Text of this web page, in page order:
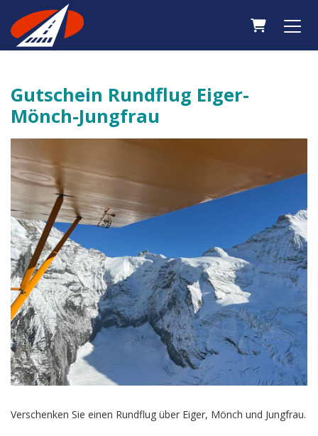
Gutschein Rundflug Eiger-
Mönch-Jungfrau
Verschenken Sie einen Rundflug über Eiger, Mönch und Jungfrau.